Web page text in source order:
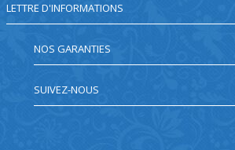
LETTRE D'INFORMATIONS
NOS GARANTIES
SUIVEZ-NOUS